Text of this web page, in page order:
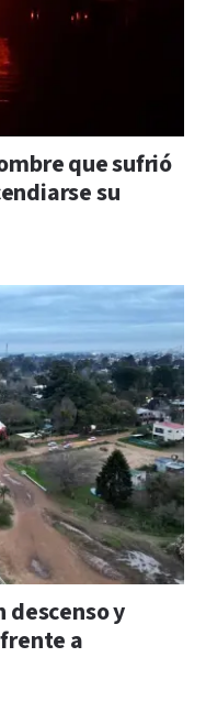
que sufrió
su
descenso y
a